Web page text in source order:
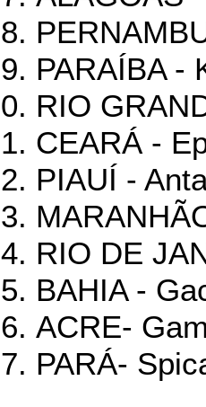
PARAÍBA -
RIO
CEARÁ -
PIAUÍ -
RIO DE
BAHIA -
ACRE-
PARÁ-